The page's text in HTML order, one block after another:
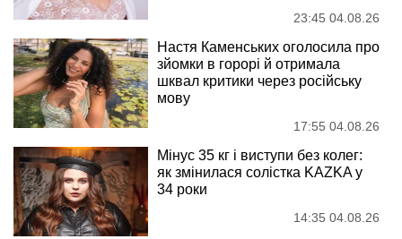
23:45 04.08.26
Настя Каменських оголосила про
зйомки в горорі й отримала
шквал критики через російську
мову
17:55 04.08.26
Мінус 35 кг і виступи без колег:
як змінилася солістка KAZKA у
34 роки
14:35 04.08.26